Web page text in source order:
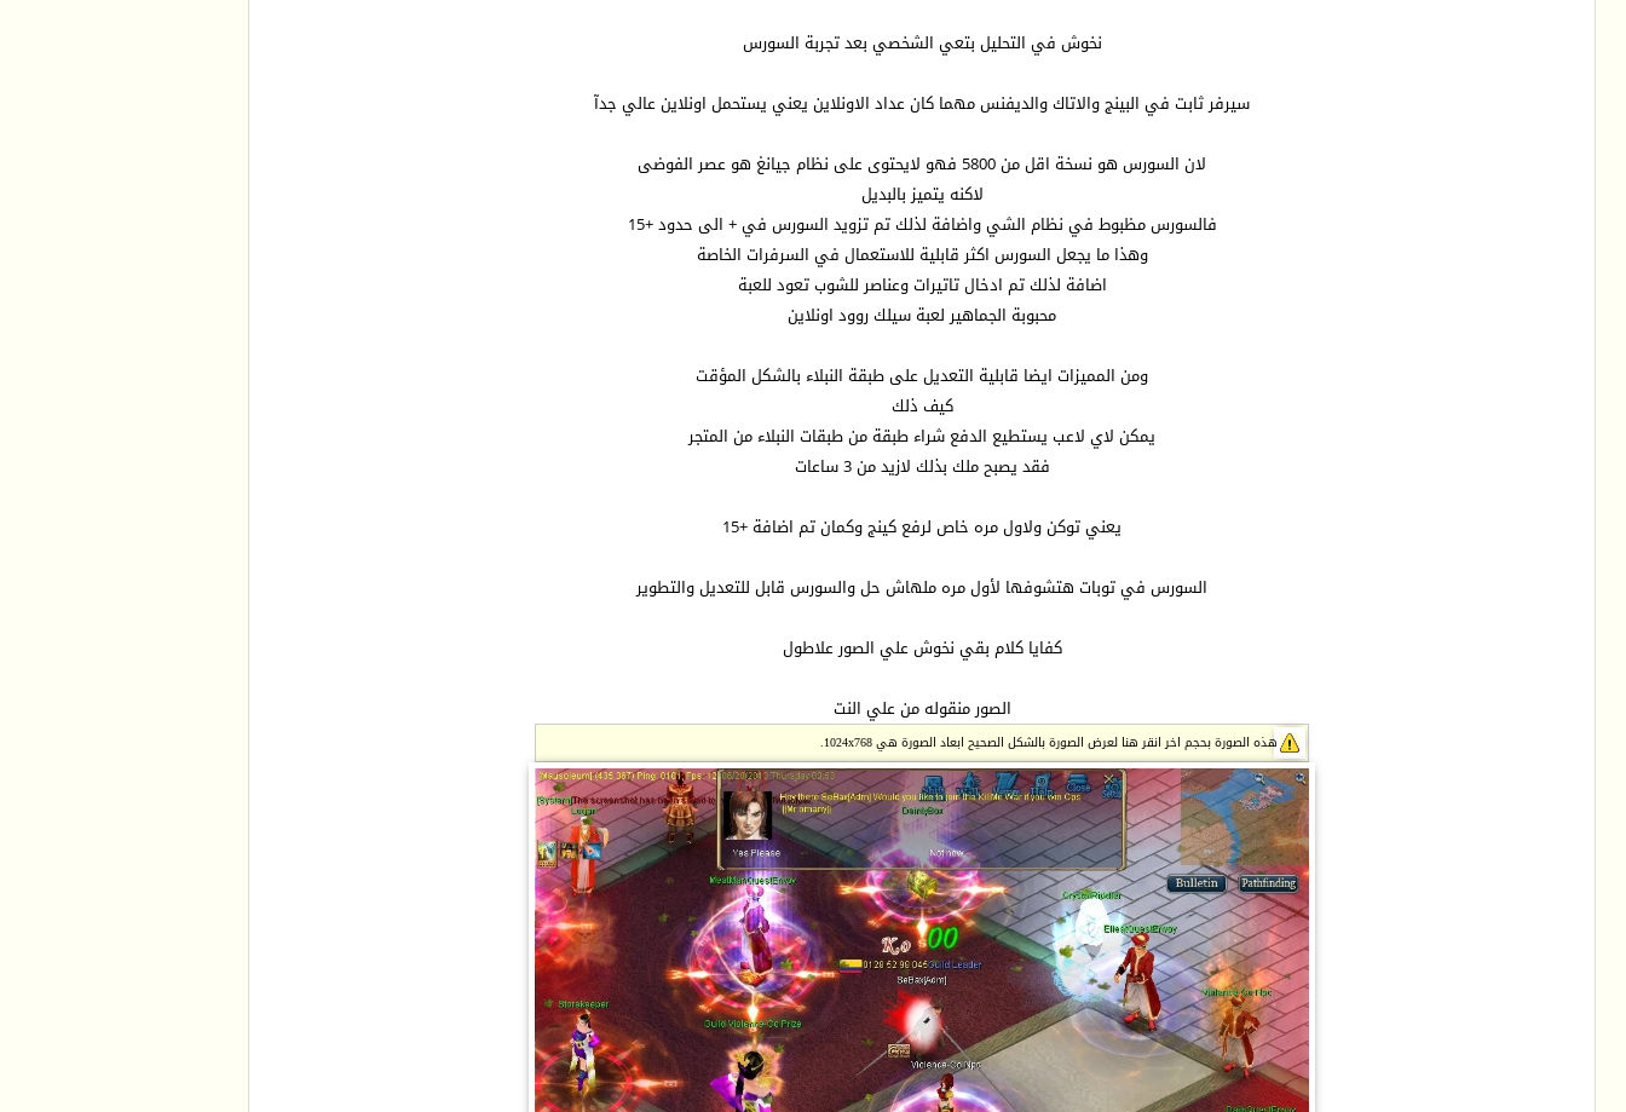
نخوش في التحليل بتعي الشخصي بعد تجربة السورس
سيرفر ثابت في البينج والاتاك والديفنس مهما كان عداد الاونلاين يعني يستحمل اونلاين عالي جدآ
لان السورس هو نسخة اقل من 5800 فهو لايحتوى على نظام جيانغ هو عصر الفوضى
لاكنه يتميز بالبديل
فالسورس مظبوط في نظام الشي واضافة لذلك تم تزويد السورس في + الى حدود +15
وهذا ما يجعل السورس اكثر قابلية للاستعمال في السرفرات الخاصة
اضافة لذلك تم ادخال تاتيرات وعناصر للشوب تعود للعبة
محبوبة الجماهير لعبة سيلك روود اونلاين
ومن المميزات ايضا قابلية التعديل على طبقة النبلاء بالشكل المؤقت
كيف ذلك
يمكن لاي لاعب يستطيع الدفع شراء طبقة من طبقات النبلاء من المتجر
فقد يصبح ملك بذلك لازيد من 3 ساعات
يعني توكن ولاول مره خاص لرفع كينج وكمان تم اضافة +15
السورس في توبات هتشوفها لأول مره ملهاش حل والسورس قابل للتعديل والتطوير
كفايا كلام بقي نخوش علي الصور علاطول
الصور منقوله من علي النت
هذه الصورة بحجم اخر انقر هنا لعرض الصورة بالشكل الصحيح ابعاد الصورة هي 1024x768.